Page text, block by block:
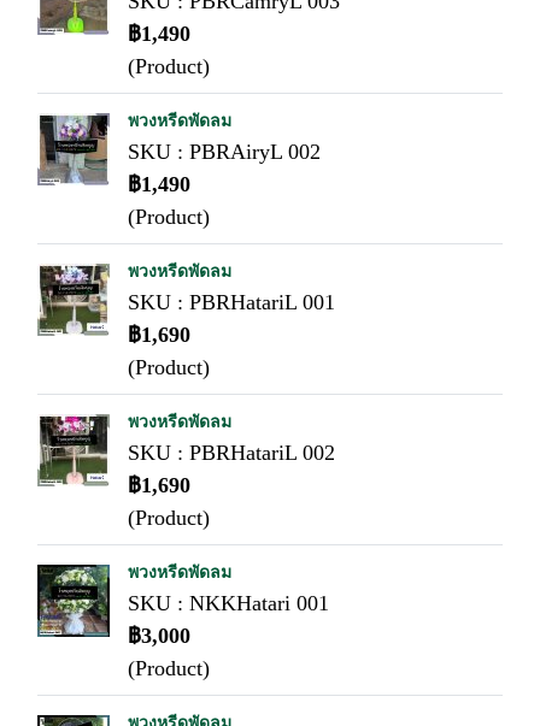
฿1,490
(Product)
พวงหรีดพัดลม
SKU : PBRAiryL 002
฿1,490
(Product)
พวงหรีดพัดลม
SKU : PBRHatariL 001
฿1,690
(Product)
พวงหรีดพัดลม
SKU : PBRHatariL 002
฿1,690
(Product)
พวงหรีดพัดลม
SKU : NKKHatari 001
฿3,000
(Product)